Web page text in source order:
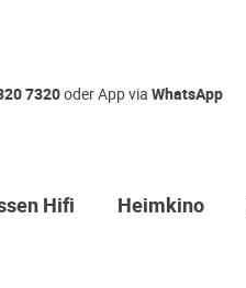
7320oder App via WhatsApp
Hifi Heimkino